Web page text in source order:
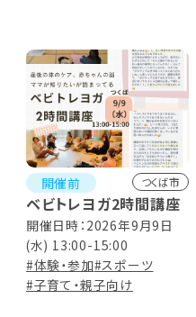
開催前 つくば市
ベビトレヨガ2時間講座
開催日時：2026年9月9日
(水) 13:00-15:00
#体験・参加#スポーツ
#子育て・親子向け